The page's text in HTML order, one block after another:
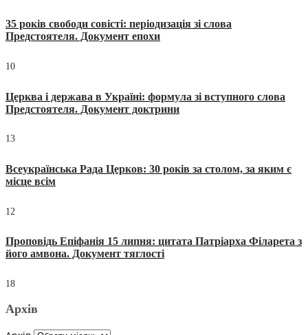
35 років свободи совісті: періодизація зі слова
Предстоятеля. Документ епохи
10
Церква і держава в Україні: формула зі вступного слова
Предстоятеля. Документ доктрини
13
Всеукраїнська Рада Церков: 30 років за столом, за яким є
місце всім
12
Проповідь Епіфанія 15 липня: цитата Патріарха Філарета з
його амвона. Документ тяглості
18
Архів